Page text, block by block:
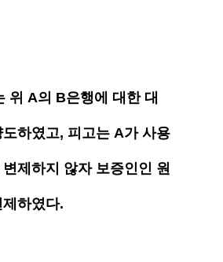
위 A의 B은행에 대한 대
하였고, 피고는 A가 사용
제하지 않자 보증인인 원
하였다.